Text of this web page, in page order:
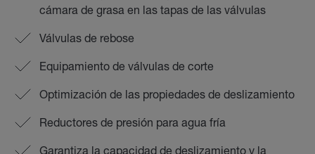
cámara de grasa en las tapas de las válvulas
Válvulas de rebose
Equipamiento de válvulas de corte
Optimización de las propiedades de deslizamiento
Reductores de presión para agua fría
Garantiza la capacidad de deslizamiento y la